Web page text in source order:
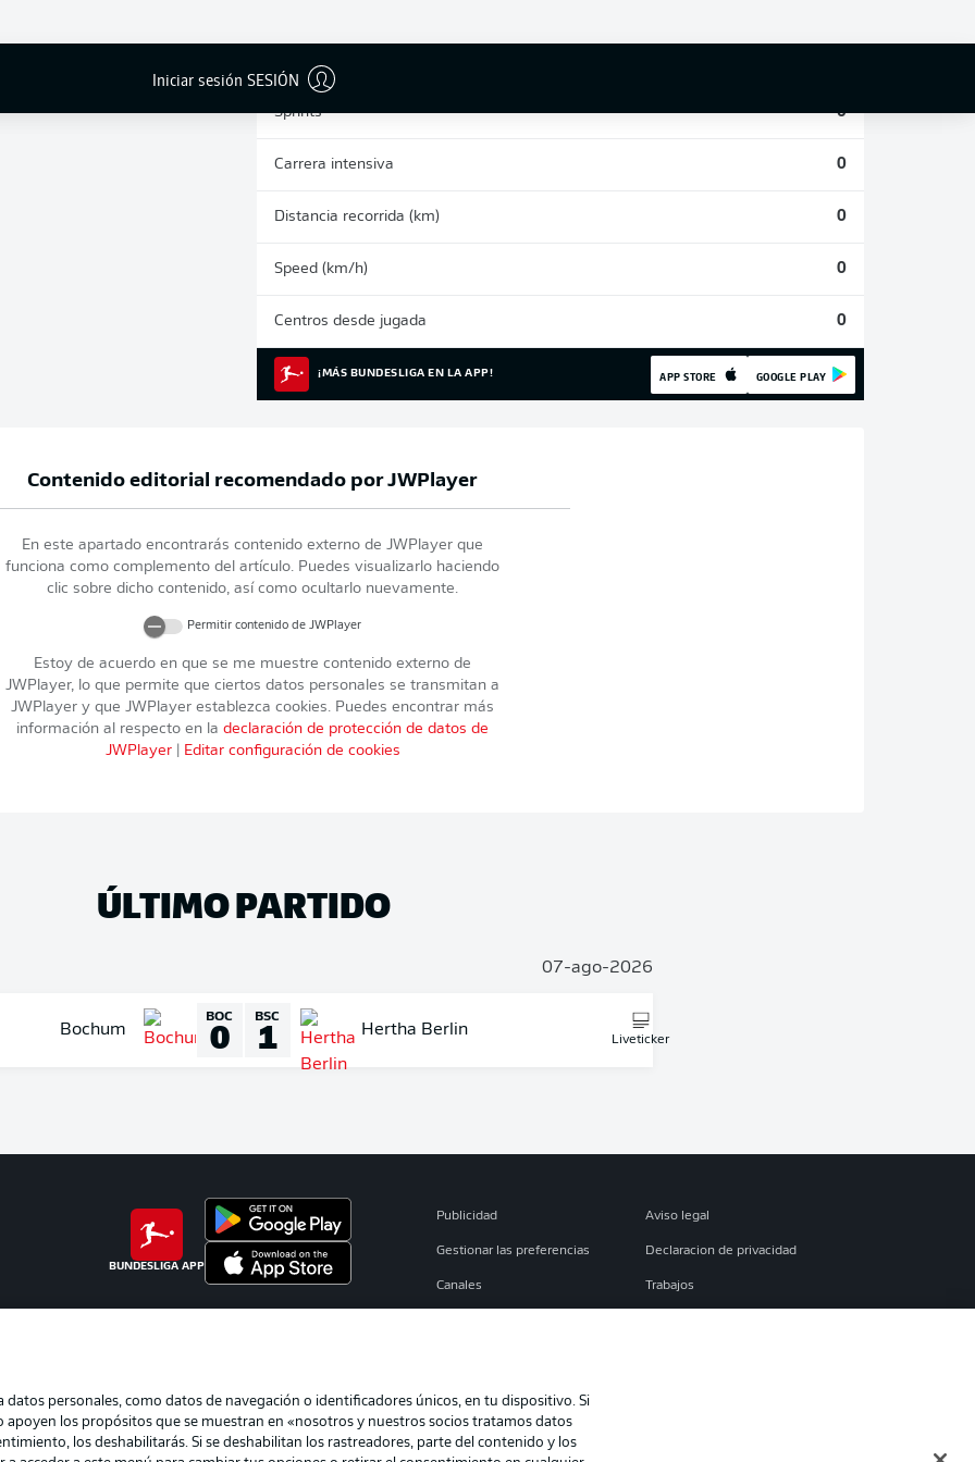
Iniciar sesión SESIÓN
Sprints 0
Carrera intensiva 0
Distancia recorrida (km) 0
Speed (km/h) 0
Centros desde jugada 0
¡MÁS BUNDESLIGA EN LA APP! APP STORE GOOGLE PLAY
Contenido editorial recomendado porJWPlayer
En este apartado encontrarás contenido externo de JWPlayer que
funciona como complemento del artículo. Puedes visualizarlo haciendo
clic sobre dicho contenido, así como ocultarlo nuevamente.
Permitir contenido de JWPlayer
Estoy de acuerdo en que se me muestre contenido externo de
JWPlayer, lo que permite que ciertos datos personales se transmitan a
JWPlayer y que JWPlayer establezca cookies. Puedes encontrar más
información al respecto en la declaración de protección de datos de
JWPlayer| Editar configuración de cookies
ÚLTIMO PARTIDO
07-ago-2026
Bochum
BOC
0 BSC
1 Hertha Berlin
Liveticker
BUNDESLIGA APP
Publicidad Aviso legal
Gestionar las preferencias Declaracion de privacidad
Canales Trabajos
datos personales, como datos de navegación o identificadores únicos, en tu dispositivo. Si
los propósitos que se muestran en «nosotros y nuestros socios tratamos datos
los deshabilitarás. Si se deshabilitan los rastreadores, parte del contenido y los